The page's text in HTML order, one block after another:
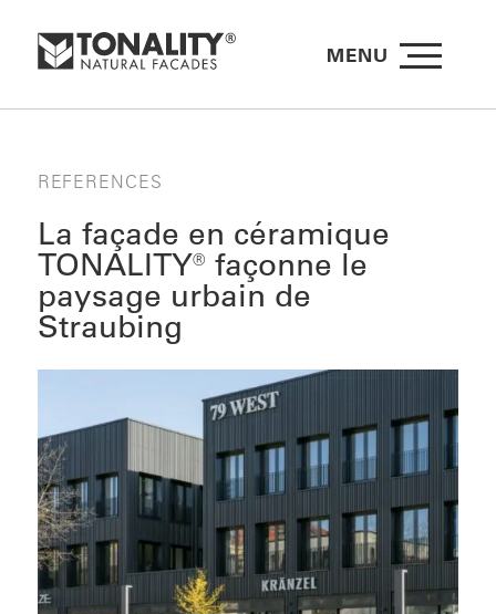
MENU
REFERENCES
La façade en céramique
TONALITY® façonne le
paysage urbain de
Straubing